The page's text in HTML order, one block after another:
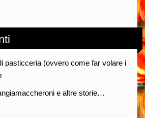
pasticceria (ovvero come far volare i
e altre storie…